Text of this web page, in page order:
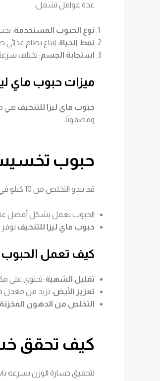
عدة عوامل تشمل:
نوع الحبوب المستخدمة:
نمط الحياة: اتباع نظام
استجابة الجسم: تختلف
ميزات حبوب ماي
حبوب ماي ليزا للتنحيف هي
ومضمونًا.
حبوب تخسيس 10 كيلو في أسبوع
قد يبدو التخلص من 10 كيلو في أسبوع بدون اتباع نظام غذائي أمرًا صعبًا، لكنه ليس مستحيلًا إذا تم استخدام حبوب تخسيس ذات جودة عالية. ومع ذلك، من المهم ملاحظة أن:
الحبوب تعمل بشكل أفضل
حبوب ماي ليزا للتنحيف
كيف تعمل الحبوب
تقليل الشهية: تحتوي على
تعزيز الأيض: تزيد من معدل
التخلص من الدهون المخزنة
كيف تحقق
لتحقيق خسارة الوزن بسرعة